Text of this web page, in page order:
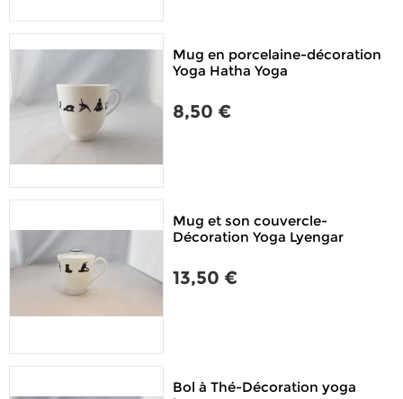
Mug en porcelaine-décoration
Yoga Hatha Yoga
8,50 €
Mug et son couvercle-
Décoration Yoga Lyengar
13,50 €
Bol à Thé-Décoration yoga